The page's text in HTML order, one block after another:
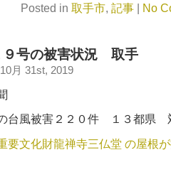
Posted in 取手市 記事 | No
９号の被害状況 取手
月 31st, 2019
台風被害２２０件 １３都県
要文化財龍禅寺三仏堂 の屋根